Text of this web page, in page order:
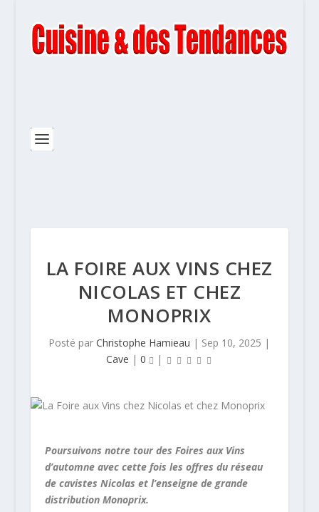
LA FOIRE AUX VINS CHEZ
NICOLAS ET CHEZ
MONOPRIX
Posté parChristophe Hamieau | Sep 10, 2025 |
Cave |0 |
Poursuivons notre tour des Foires aux Vins
d’automne avec cette fois les offres du réseau
de cavistes Nicolas et l’enseigne de grande
distribution Monoprix.